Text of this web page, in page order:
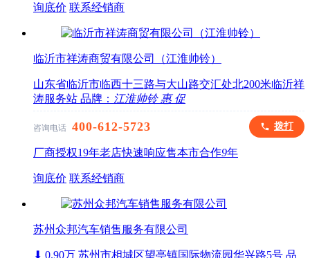
询底价 联系经销商
临沂市祥涛商贸有限公司（江淮帅铃）
山东省临沂市临西十三路与大山路交汇处北200米临沂祥
涛服务站 品牌： 江淮帅铃 惠 促
咨询电话 400-612-5723 拨打
厂商授权19年老店快速响应售本市合作9年
询底价 联系经销商
苏州众邦汽车销售服务有限公司
⬇ 0.90万 苏州市相城区望亭镇国际物流园华兴路5号 品